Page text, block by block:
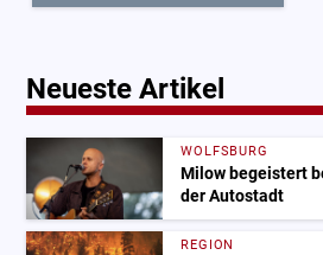
Neueste Artikel
WOLFSBURG
Milow begeistert
der Autostadt
REGION